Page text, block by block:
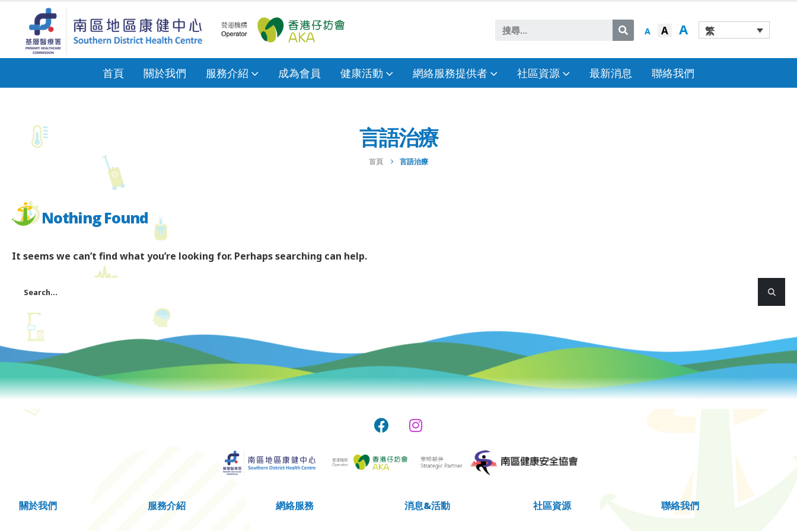
A A A 繁
首頁 關於我們 服務介紹 成為會員 健康活動 網絡服務提供者 社區資源 最新消息 聯絡我們
言語治療
首頁 言語治療
Nothing Found
It seems we can’t find what you’re looking for. Perhaps searching can help.
關於我們 服務介紹 網絡服務 消息&活動 社區資源 聯絡我們